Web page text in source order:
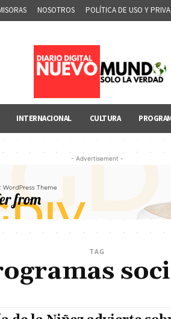
NOSOTROS POLÍTICA DE USO Y
INTERNACIONAL CULTURA
- Advertisement -
TAG